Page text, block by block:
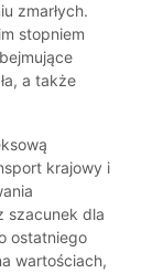
zmarłych.
stopniem
a także
krajowy i
szacunek dla
ostatniego
wartościach,